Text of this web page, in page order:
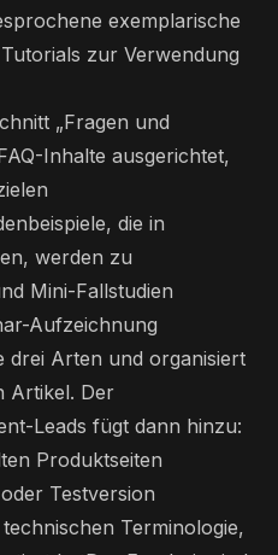
exemplarische
zur Verwendung
„Fragen und
Inhalte ausgerichtet,
die in
werden zu
Mini-Fallstudien
Aufzeichnung
drei Arten und organisiert
Artikel. Der
Leads fügt dann hinzu:
Produktseiten
Testversion
Terminologie,